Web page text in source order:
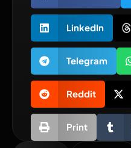
LinkedIn
Telegram
Reddit
Print